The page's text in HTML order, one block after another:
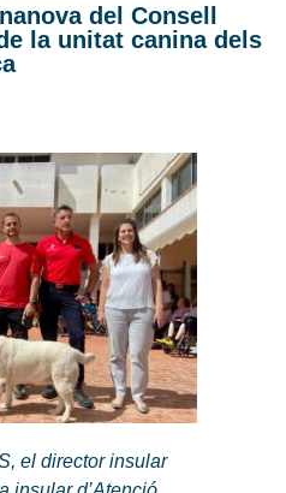
del Consell
la unitat canina dels
el director insular